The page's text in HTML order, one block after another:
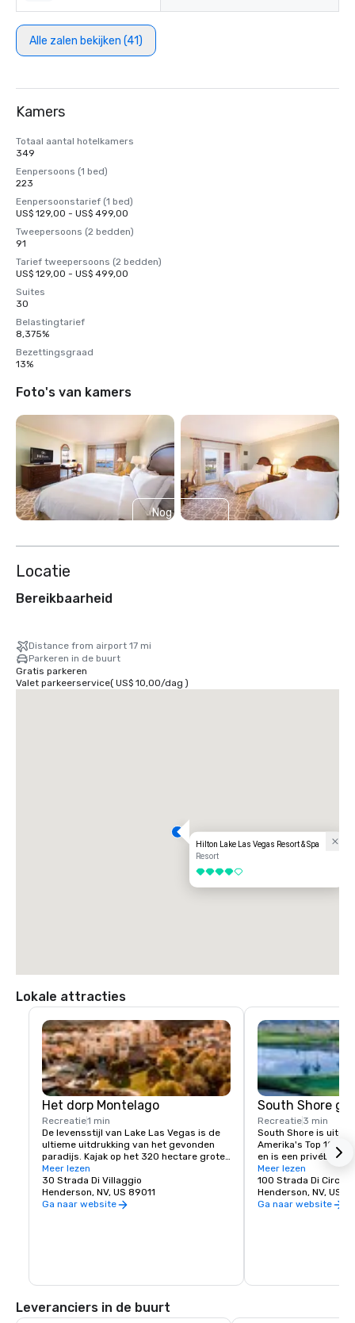
Alle zalen bekijken (41)
Kamers
Totaal aantal hotelkamers
349
Eenpersoons (1 bed)
223
Eenpersoonstarief (1 bed)
US$ 129,00 - US$ 499,00
Tweepersoons (2 bedden)
91
Tarief tweepersoons (2 bedden)
US$ 129,00 - US$ 499,00
Suites
30
Belastingtarief
8,375%
Bezettingsgraad
13%
Foto's van kamers
Nog 4
Locatie
Bereikbaarheid
Distance from airport 17 mi
Parkeren in de buurt
Gratis parkeren
Valet parkeerservice( US$ 10,00/dag )
Hilton Lake Las Vegas Resort & Spa
Resort
4 van 5
Lokale attracties
Het dorp Montelago
Recreatie1 min
De levensstijl van Lake Las Vegas is de
ultieme uitdrukking van het gevonden
paradijs. Kajak op het 320 hectare grote
meer of ontdek het plezier van een
stand-up paddleboard. Ontspan op een
zonnige dag met een ritje op een Duffy
Boat of ervaar de opwinding van een
recreatie wacht op je!
Restaurants aan het meer bieden
Meer lezen
30 Strada Di Villaggio
Henderson, NV, US 89011
Ga naar website
South Shore
Recreatie3 min
South Shore is
Amerika's Top 100
en is een privébaan
hotel een beperkt
geboden. Met holes
water en de Las
baan uitstekend
Meer lezen
100 Strada Di Circolo
Henderson, NV, US
Ga naar website
Leveranciers in de buurt